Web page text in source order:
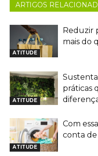
ARTIGOS
ATITUDE
Reduzir
mais do
ATITUDE
práticas
ATITUDE
Com
conta